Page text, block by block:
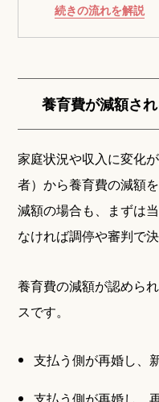
続きの流れを解説
養育費が減額さ
家庭状況や収入に変化
者）から養育費の減額
減額の場合も、まずは
なければ調停や審判で
養育費の減額が認めら
スです。
支払う側が再婚し、
支払う側が再婚し、